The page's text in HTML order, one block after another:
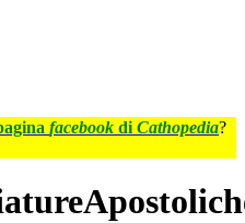
facebook di Cathopedia?